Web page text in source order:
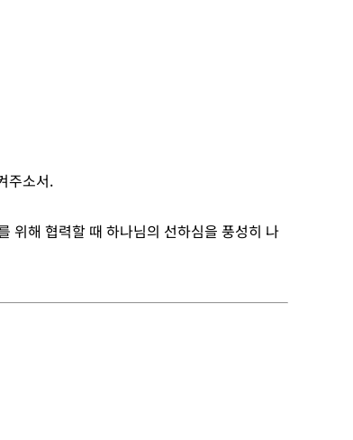
주소서.
위해 협력할 때 하나님의 선하심을 풍성히 나